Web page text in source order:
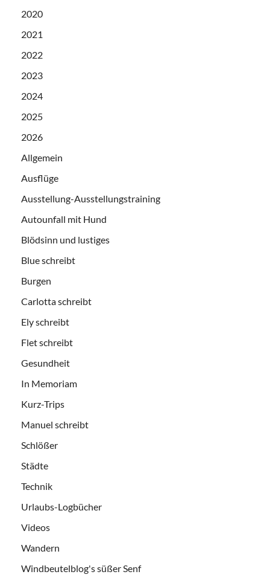
2020
2021
2022
2023
2024
2025
2026
Allgemein
Ausflüge
Ausstellung-Ausstellungstraining
Autounfall mit Hund
Blödsinn und lustiges
Blue schreibt
Burgen
Carlotta schreibt
Ely schreibt
Flet schreibt
Gesundheit
In Memoriam
Kurz-Trips
Manuel schreibt
Schlößer
Städte
Technik
Urlaubs-Logbücher
Videos
Wandern
Windbeutelblog's süßer Senf